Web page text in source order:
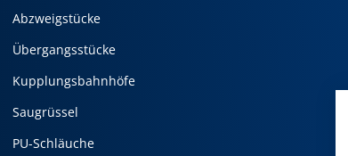
Abzweigstücke
Übergangsstücke
Kupplungsbahnhöfe
Saugrüssel
PU-Schläuche